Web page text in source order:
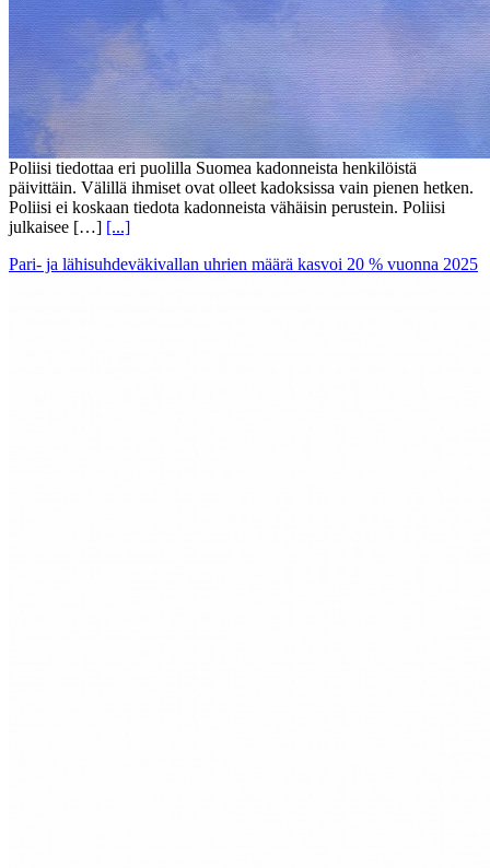
Poliisi tiedottaa eri puolilla Suomea kadonneista henkilöistä
päivittäin. Välillä ihmiset ovat olleet kadoksissa vain pienen hetken.
Poliisi ei koskaan tiedota kadonneista vähäisin perustein. Poliisi
julkaisee […] [...]
Pari- ja lähisuhdeväkivallan uhrien määrä kasvoi 20 % vuonna 2025